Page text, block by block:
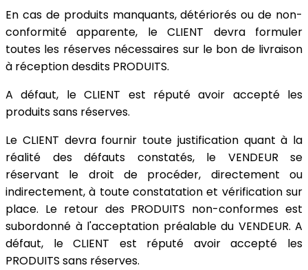
En cas de produits manquants, détériorés ou de non-
conformité apparente, le CLIENT devra formuler
toutes les réserves nécessaires sur le bon de livraison
à réception desdits PRODUITS.
A défaut, le CLIENT est réputé avoir accepté les
produits sans réserves.
Le CLIENT devra fournir toute justification quant à la
réalité des défauts constatés, le VENDEUR se
réservant le droit de procéder, directement ou
indirectement, à toute constatation et vérification sur
place. Le retour des PRODUITS non-conformes est
subordonné à l'acceptation préalable du VENDEUR. A
défaut, le CLIENT est réputé avoir accepté les
PRODUITS sans réserves.